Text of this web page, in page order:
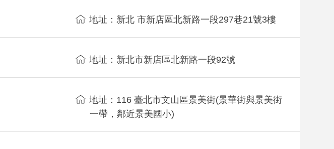
地址：新北 市新店區北新路一段297巷21號3樓
地址：新北市新店區北新路一段92號
地址：116 臺北市文山區景美街(景華街與景美街
一帶，鄰近景美國小)